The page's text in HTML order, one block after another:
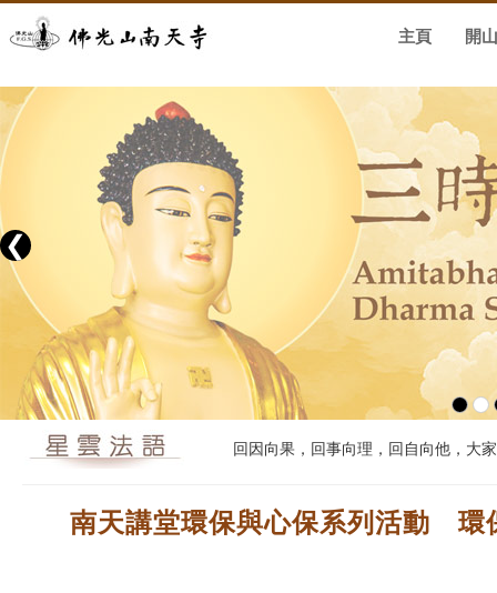
主頁 開
❮
回因向果，回事向理，回自向他，大
南天講堂環保與心保系列活動 環